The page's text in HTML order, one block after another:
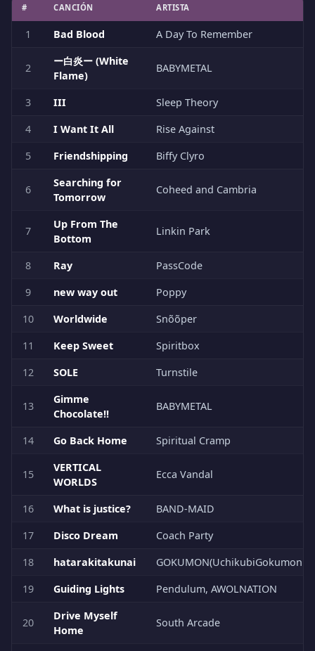
# CANCIÓN ARTISTA
1 Bad Blood A Day To Remember
2
ー白炎ー (White
Flame)
BABYMETAL
3 III
Sleep Theory
4
I Want It All
Rise Against
5
Friendshipping Biffy Clyro
6
Searching for
Tomorrow
Coheed and Cambria
7
Up From The
Bottom
Linkin Park
8 Ray
PassCode
9
new way out
Poppy
10
Worldwide
Snõõper
11
Keep Sweet
Spiritbox
12
SOLE Turnstile
13
Gimme
Chocolate!!
BABYMETAL
14 Go Back Home Spiritual Cramp
15
VERTICAL
WORLDS
Ecca Vandal
16 What is justice?
BAND-MAID
17
Disco Dream
Coach Party
18
hatarakitakunai
19
Guiding Lights Pendulum, AWOLNATION
20
Drive Myself
Home
South Arcade